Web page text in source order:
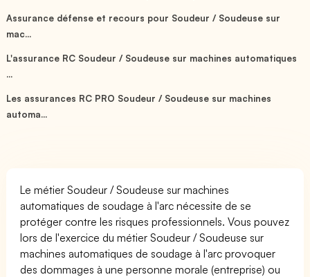
Assurance défense et recours pour Soudeur / Soudeuse sur
mac...
L'assurance RC Soudeur / Soudeuse sur machines automatiques
...
Les assurances RC PRO Soudeur / Soudeuse sur machines
automa...
Le métier Soudeur / Soudeuse sur machines
automatiques de soudage à l'arc nécessite de se
protéger contre les risques professionnels. Vous pouvez
lors de l'exercice du métier Soudeur / Soudeuse sur
machines automatiques de soudage à l'arc provoquer
des dommages à une personne morale (entreprise) ou